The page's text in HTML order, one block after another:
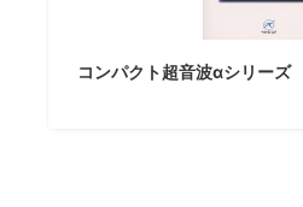
コンパクト超音波αシリー